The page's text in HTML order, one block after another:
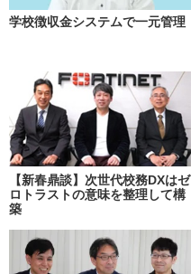
学校徴収金システムで一元管理
【新春鼎談】次世代校務DXはゼ
ロトラストの意味を整理して構
築